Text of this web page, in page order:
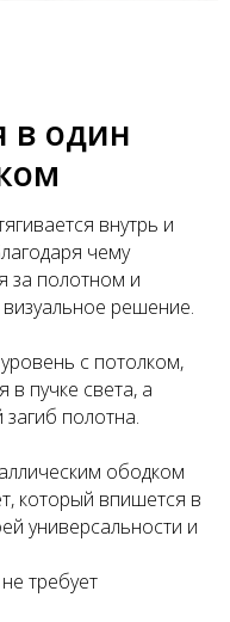
в один
внутрь и
чему
за полотном и
решение.
с потолком,
в пучке света, а
полотна.
ободком
который впишется в
универсальности и
требует